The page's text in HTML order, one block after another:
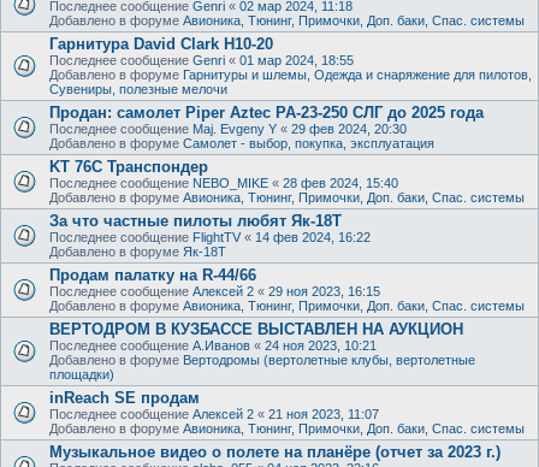
Последнее сообщение Genri « 02 мар 2024, 11:18
Добавлено в форуме Авионика, Тюнинг, Примочки, Доп. баки, Спас. системы
Гарнитура David Clark H10-20
Последнее сообщение Genri « 01 мар 2024, 18:55
Добавлено в форуме Гарнитуры и шлемы, Одежда и снаряжение для пилотов,
Сувениры, полезные мелочи
Продан: самолет Piper Aztec PA-23-250 СЛГ до 2025 года
Последнее сообщение Maj. Evgeny Y « 29 фев 2024, 20:30
Добавлено в форуме Самолет - выбор, покупка, эксплуатация
KT 76C Транспондер
Последнее сообщение NEBO_MIKE « 28 фев 2024, 15:40
Добавлено в форуме Авионика, Тюнинг, Примочки, Доп. баки, Спас. системы
За что частные пилоты любят Як-18Т
Последнее сообщение FlightTV « 14 фев 2024, 16:22
Добавлено в форуме Як-18Т
Продам палатку на R-44/66
Последнее сообщение Алексей 2 « 29 ноя 2023, 16:15
Добавлено в форуме Авионика, Тюнинг, Примочки, Доп. баки, Спас. системы
ВЕРТОДРОМ В КУЗБАССЕ ВЫСТАВЛЕН НА АУКЦИОН
Последнее сообщение А.Иванов « 24 ноя 2023, 10:21
Добавлено в форуме Вертодромы (вертолетные клубы, вертолетные
площадки)
inReach SE продам
Последнее сообщение Алексей 2 « 21 ноя 2023, 11:07
Добавлено в форуме Авионика, Тюнинг, Примочки, Доп. баки, Спас. системы
Музыкальное видео о полете на планёре (отчет за 2023 г.)